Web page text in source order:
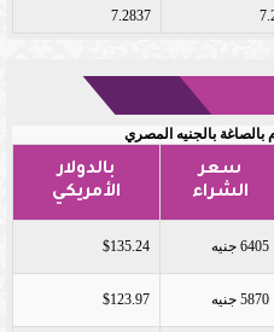
7.2837
بالجنيه المصري
سعر
الشراء
بالدولار
الأمريكي
6405 جنيه $135.24
5870 جنيه $123.97